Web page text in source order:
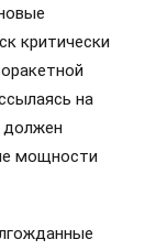
критически
на
мощности